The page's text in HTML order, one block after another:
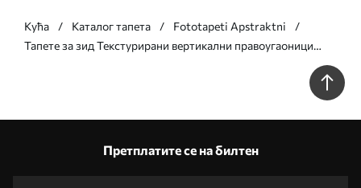
Кућа Каталог тапета
Fototapeti Apstraktni
Тапете за зид Текстурирани вертикални правоугаоници
различите транспарентности и нијанси зелене, апстрактна
Претплатите се на билтен